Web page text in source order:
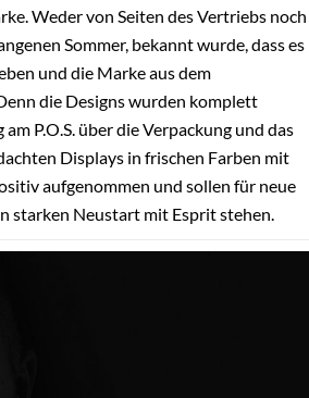
Weder von Seiten des Vertriebs noch
Sommer, bekannt wurde, dass es
und die Marke aus dem
die Designs wurden komplett
P.O.S. über die Verpackung und das
Displays in frischen Farben mit
aufgenommen und sollen für neue
starken Neustart mit Esprit stehen.